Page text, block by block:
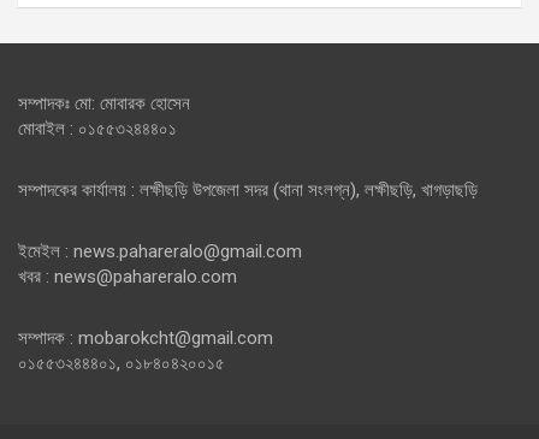
সম্পাদকঃ মো: মোবারক হোসেন
মোবাইল : ০১৫৫৩২৪৪৪০১
সম্পাদকের কার্যালয় : লক্ষীছড়ি উপজেলা সদর (থানা সংলগ্ন), লক্ষীছড়ি, খাগড়াছড়ি
ইমেইল : news.pahareralo@gmail.com
খবর : news@pahareralo.com
সম্পাদক : mobarokcht@gmail.com
০১৫৫৩২৪৪৪০১, ০১৮৪০৪২০০১৫